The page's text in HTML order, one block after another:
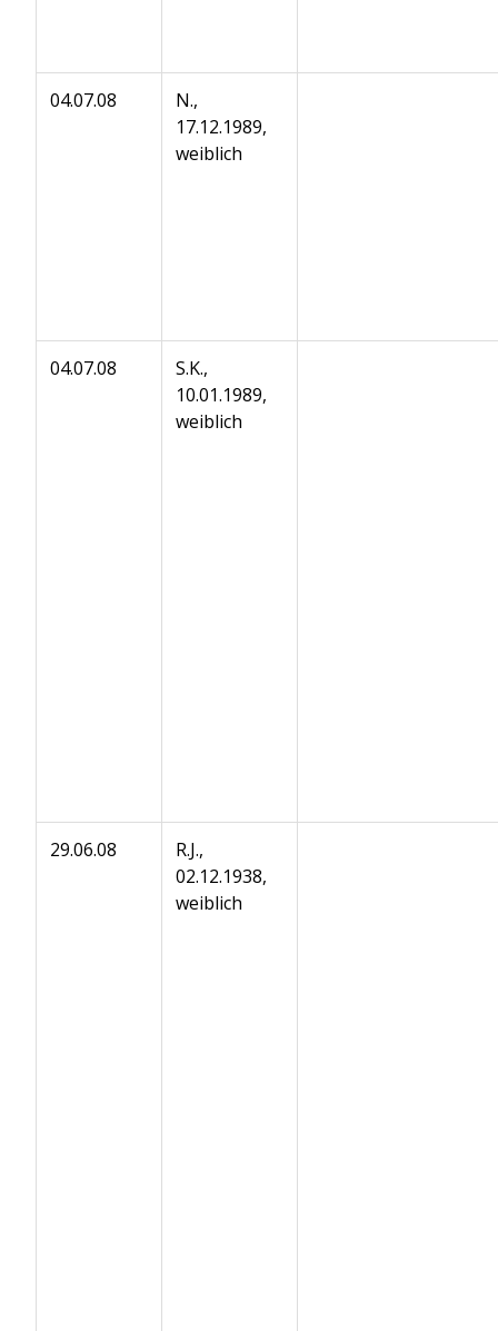
04.07.08
N.,
17.12.1989,
weiblich
04.07.08
S.K.,
10.01.1989,
weiblich
29.06.08
R.J.,
02.12.1938,
weiblich